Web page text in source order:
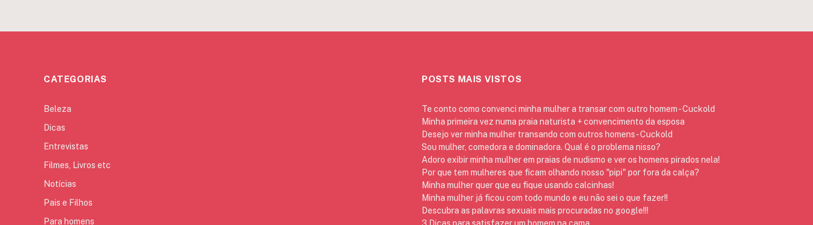
CATEGORIAS
Beleza
Dicas
Entrevistas
Filmes, Livros etc
Notícias
Pais e Filhos
Para homens
POSTS MAIS VISTOS
Te conto como convenci minha mulher a transar com outro homem - Cuckold
Minha primeira vez numa praia naturista + convencimento da esposa
Desejo ver minha mulher transando com outros homens - Cuckold
Sou mulher, comedora e dominadora. Qual é o problema nisso?
Adoro exibir minha mulher em praias de nudismo e ver os homens pirados nela!
Por que tem mulheres que ficam olhando nosso "pipi" por fora da calça?
Minha mulher quer que eu fique usando calcinhas!
Minha mulher já ficou com todo mundo e eu não sei o que fazer!!
Descubra as palavras sexuais mais procuradas no google!!!
3 Dicas para satisfazer um homem na cama